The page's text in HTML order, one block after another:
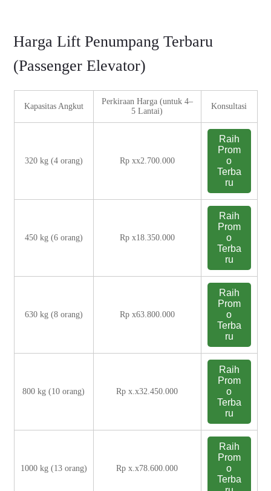
Harga Lift Penumpang Terbaru
(Passenger Elevator)
Kapasitas Angkut
Perkiraan Harga (untuk 4–
5 Lantai)
Konsultasi
320 kg (4 orang) Rp xx2.700.000
Raih
Prom
o
Terba
ru
450 kg (6 orang) Rp x18.350.000
Raih
Prom
o
Terba
ru
630 kg (8 orang) Rp x63.800.000
Raih
Prom
o
Terba
ru
800 kg (10 orang) Rp x.x32.450.000
Raih
Prom
o
Terba
ru
1000 kg (13 orang) Rp x.x78.600.000
Raih
Prom
o
Terba